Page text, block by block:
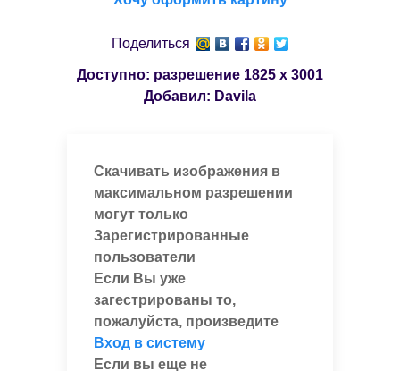
Поделиться
Доступно: разрешение 1825 x 3001
Добавил: Davila
Скачивать изображения в
максимальном разрешении
могут только
Зарегистрированные
пользователи
Если Вы уже
загестрированы то,
пожалуйста, произведите
Вход в систему
Если вы еще не